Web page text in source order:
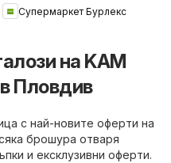
Супермаркет Бурлекс
на KAM
Пловдив
с най-новите оферти на
брошура отваря
и ексклузивни оферти.